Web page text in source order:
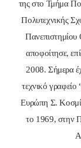
της στο Τμήμα
Πολυτεχνικής
αποφοίτησε,
2008. Σήμερα
τεχνικό
Ευρώπη Σ.
το 1969, στην